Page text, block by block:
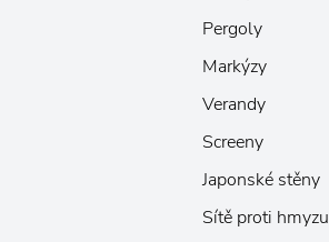
Pergoly
Markýzy
Verandy
Screeny
Japonské stěny
Sítě proti hmyzu